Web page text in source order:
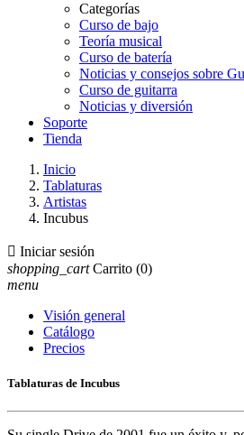
Categorías
Curso de bajo
Teoría musical
Curso de batería
Noticias y consejos sobre
Curso de guitarra
Noticias y diversión
Soporte
Tienda
Inicio
Tablaturas
Artistas
Incubus
 Iniciar sesión
shopping_cart Carrito (0)
menu
Visión general
Catálogo
Precios
Tablaturas de Incubus